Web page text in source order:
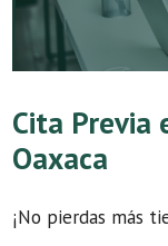
Cita Previa
Oaxaca
¡No pierdas más